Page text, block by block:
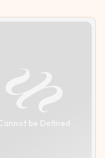
be Defined